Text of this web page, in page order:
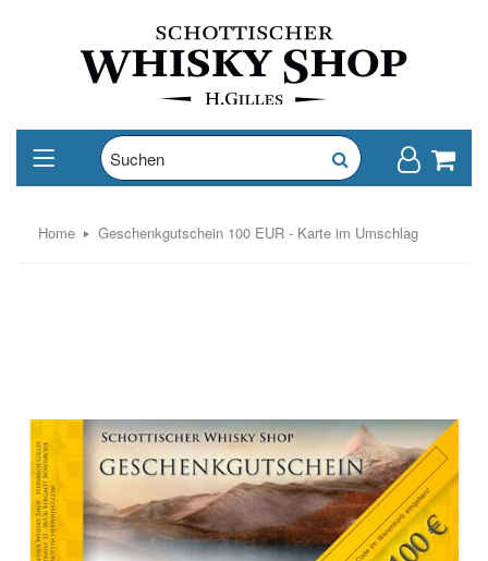
Home Geschenkgutschein 100 EUR - Karte im Umschlag